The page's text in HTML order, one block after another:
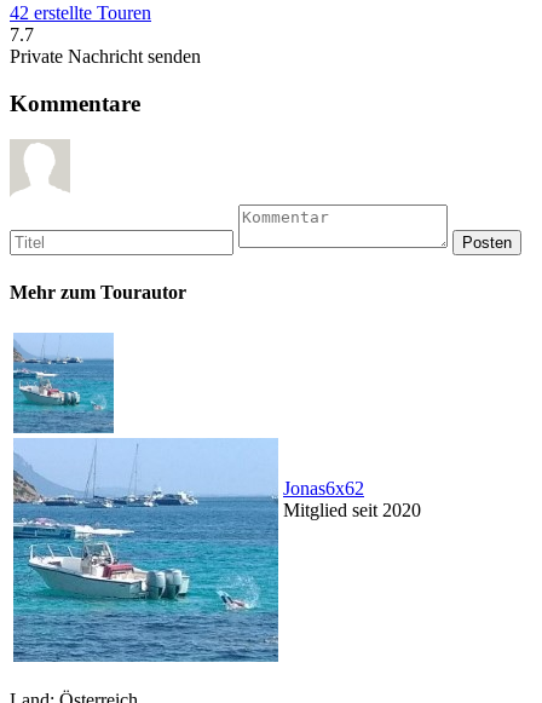
42 erstellte Touren
7.7
Private Nachricht senden
Kommentare
Mehr zum Tourautor
Jonas6x62
Mitglied seit 2020